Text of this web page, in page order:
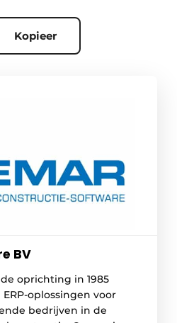
Kopieer
BV
oprichting in 1985
oplossingen voor
bedrijven in de